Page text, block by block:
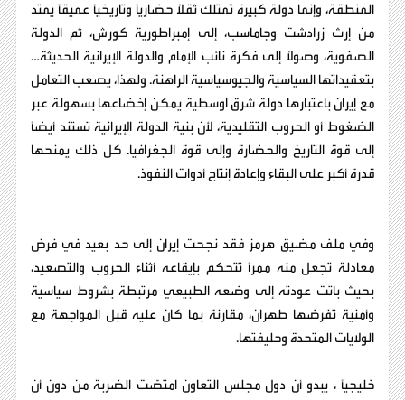
المنطقة، وإنما دولة كبيرة تمتلك ثقلاً حضارياً وتاريخياً عميقاً يمتد
من إرث زرادشت وجاماسب، إلى إمبراطورية كورش، ثم الدولة
الصفوية، وصولاً إلى فكرة نائب الإمام والدولة الإيرانية الحديثة…
بتعقيداتها السياسية والجيوسياسية الراهنة. ولهذا، يصعب التعامل
مع إيران باعتبارها دولة شرق اوسطية يمكن إخضاعها بسهولة عبر
الضغوط أو الحروب التقليدية، لأن بنية الدولة الإيرانية تستند أيضاً
إلى قوة التاريخ والحضارة وإلى قوة الجغرافيا. كل ذلك يمنحها
قدرة أكبر على البقاء وإعادة إنتاج أدوات النفوذ.
وفي ملف مضيق هرمز فقد نجحت إيران إلى حد بعيد في فرض
معادلة تجعل منه ممراً تتحكم بإيقاعه أثناء الحروب والتصعيد،
بحيث باتت عودته إلى وضعه الطبيعي مرتبطة بشروط سياسية
وأمنية تفرضها طهران، مقارنة بما كان عليه قبل المواجهة مع
الولايات المتحدة وحليفتها.
خليجياً ، يبدو أن دول مجلس التعاون امتصّت الضربة من دون أن